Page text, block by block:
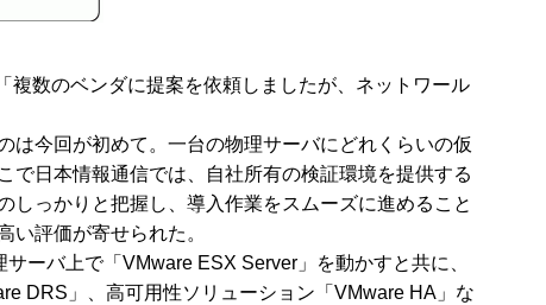
数のベンダに提案を依頼しましたが、ネットワール
は今回が初めて。一台の物理サーバにどれくらいの仮
日本情報通信では、自社所有の検証環境を提供する
っかりと把握し、導入作業をスムーズに進めること
評価が寄せられた。
ーバ上で「VMware ESX Server」を動かすと共に、
DRS」、高可用性ソリューション「VMware HA」な